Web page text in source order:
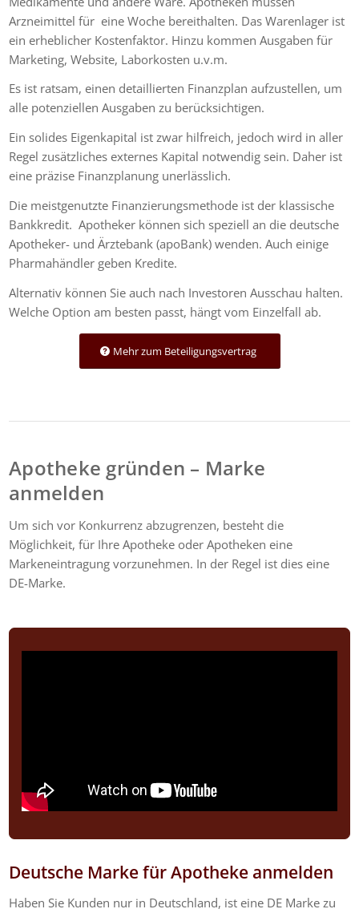
Arzneimittel für eine Woche bereithalten. Das Warenlager ist
ein erheblicher Kostenfaktor. Hinzu kommen Ausgaben für
Marketing, Website, Laborkosten u.v.m.
Es ist ratsam, einen detaillierten Finanzplan aufzustellen, um
alle potenziellen Ausgaben zu berücksichtigen.
Ein solides Eigenkapital ist zwar hilfreich, jedoch wird in aller
Regel zusätzliches externes Kapital notwendig sein. Daher ist
eine präzise Finanzplanung unerlässlich.
Die meistgenutzte Finanzierungsmethode ist der klassische
Bankkredit. Apotheker können sich speziell an die deutsche
Apotheker- und Ärztebank (apoBank) wenden. Auch einige
Pharmahändler geben Kredite.
Alternativ können Sie auch nach Investoren Ausschau halten.
Welche Option am besten passt, hängt vom Einzelfall ab.
Mehr zum Beteiligungsvertrag
Apotheke gründen – Marke
anmelden
Um sich vor Konkurrenz abzugrenzen, besteht die
Möglichkeit, für Ihre Apotheke oder Apotheken eine
Markeneintragung vorzunehmen. In der Regel ist dies eine
DE-Marke.
Deutsche Marke für Apotheke anmelden
Haben Sie Kunden nur in Deutschland, ist eine DE Marke zu